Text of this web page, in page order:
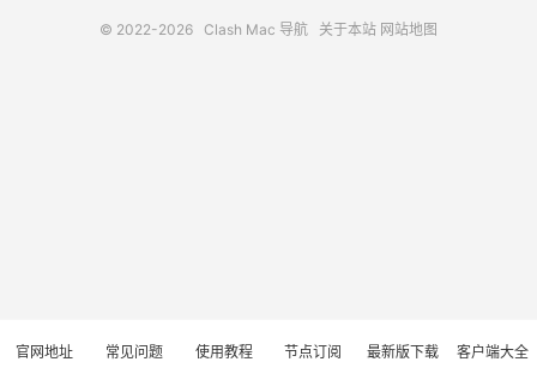
© 2022-2026 Clash Mac 导航 关于本站 网站地图
官网地址 常见问题 使用教程 节点订阅 最新版下载 客户端大全